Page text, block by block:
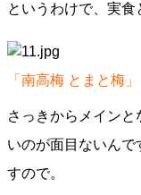
というわけで、実食
「南高梅 とまと梅」
さっきからメイン
いのが面目ないん
すので。